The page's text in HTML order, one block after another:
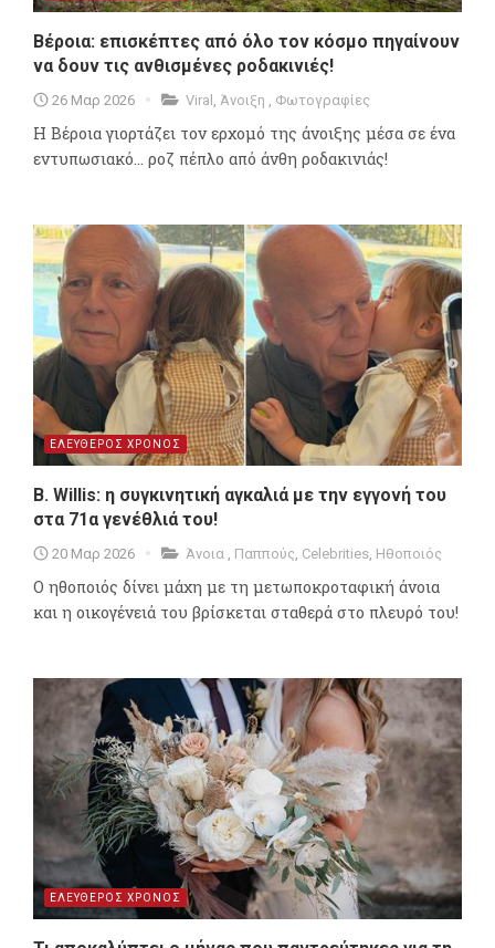
Βέροια: επισκέπτες από όλο τον κόσμο πηγαίνουν
να δουν τις ανθισμένες ροδακινιές!
26 Μαρ 2026 Viral Άνοιξη Φωτογραφίες
Η Βέροια γιορτάζει τον ερχομό της άνοιξης μέσα σε ένα
εντυπωσιακό... ροζ πέπλο από άνθη ροδακινιάς!
ΕΛΕΥΘΕΡΟΣ ΧΡΟΝΟΣ
B. Willis: η συγκινητική αγκαλιά με την εγγονή του
στα 71α γενέθλιά του!
20 Μαρ 2026 Άνοια , Παππούς, Celebrities, Ηθοποιός
Ο ηθοποιός δίνει μάχη με τη μετωποκροταφική άνοια
και η οικογένειά του βρίσκεται σταθερά στο πλευρό του!
ΕΛΕΥΘΕΡΟΣ ΧΡΟΝΟΣ